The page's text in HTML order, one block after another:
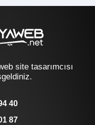
site tasarımcısı
40
87